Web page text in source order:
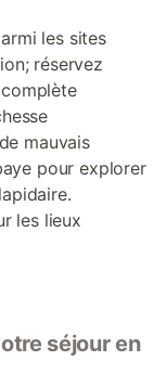
les sites
réservez
mauvais
pour explorer
les lieux
séjour en